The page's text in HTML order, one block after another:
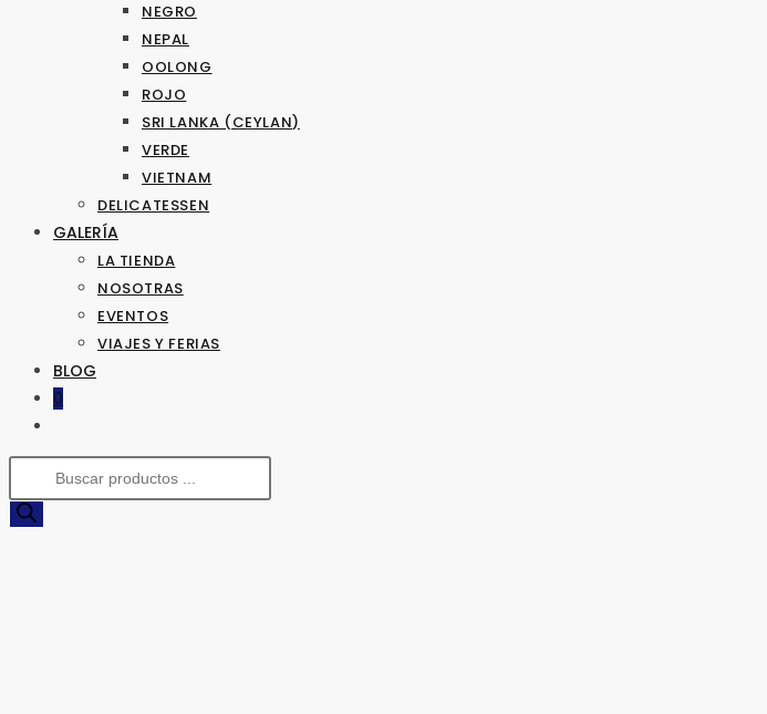
NEGRO
NEPAL
OOLONG
ROJO
SRI LANKA (CEYLAN)
VERDE
VIETNAM
DELICATESSEN
GALERÍA
LA TIENDA
NOSOTRAS
EVENTOS
VIAJES Y FERIAS
BLOG
0
BÚSQUEDA
DE
Búsqueda
de
productos